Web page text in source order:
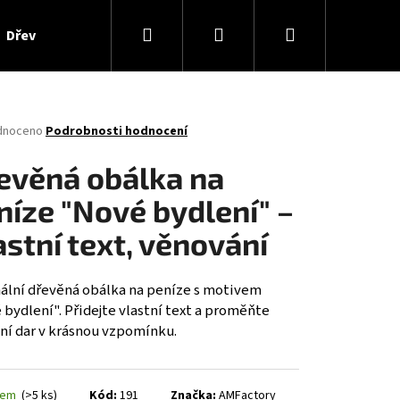
Dřevěné výrobky Značky
Hledat PřihlášeníNákupní
Podrobnosti hodnocení
obálka na
"Nové bydlení" –
text, věnování
dřevěná obálka na peníze s motivem
bydlení". Přidejte vlastní text a proměňte
dar v krásnou vzpomínku.
(>5 ks) Kód: 191 Značka: AMFactory
SMILE - RŮZNÉ MOTIVY